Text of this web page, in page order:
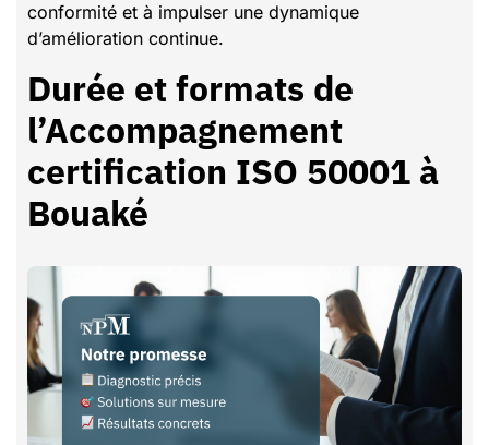
conformité et à impulser une dynamique
d’amélioration continue.
Durée et formats de
l’Accompagnement
certification ISO 50001 à
Bouaké